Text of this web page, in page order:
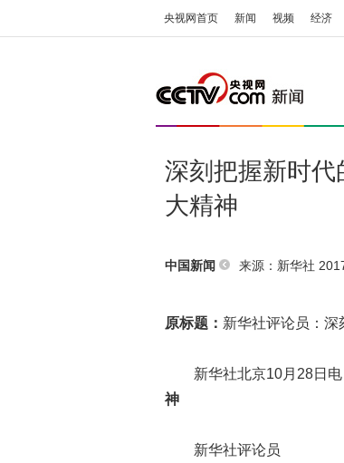
央视网首页 新闻 视频 经济
深刻把握新时
大精神
中国新闻 来源： 新华社
原标题： 新华社评论员：
新华社北京10月28日电
神
新华社评论员